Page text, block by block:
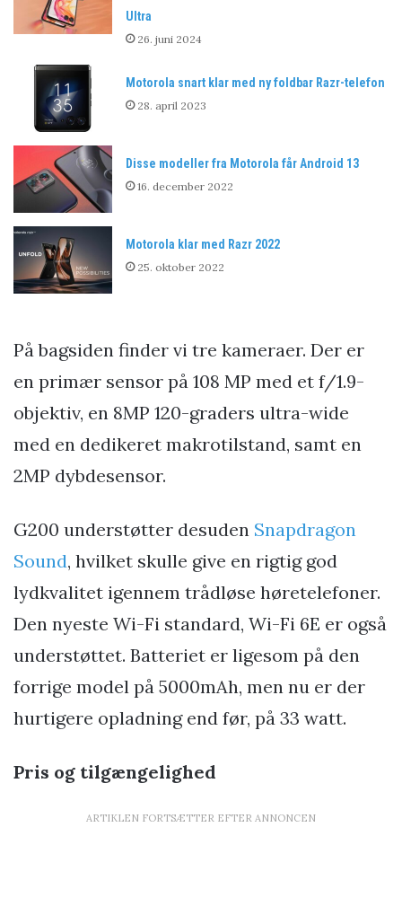
Ultra
26. juni 2024
Motorola snart klar med ny foldbar Razr-telefon
28. april 2023
Disse modeller fra Motorola får Android 13
16. december 2022
Motorola klar med Razr 2022
25. oktober 2022
På bagsiden finder vi tre kameraer. Der er
en primær sensor på 108 MP med et f/1.9-
objektiv, en 8MP 120-graders ultra-wide
med en dedikeret makrotilstand, samt en
2MP dybdesensor.
G200 understøtter desuden Snapdragon
Sound, hvilket skulle give en rigtig god
lydkvalitet igennem trådløse høretelefoner.
Den nyeste Wi-Fi standard, Wi-Fi 6E er også
understøttet. Batteriet er ligesom på den
forrige model på 5000mAh, men nu er der
hurtigere opladning end før, på 33 watt.
Pris og tilgængelighed
ARTIKLEN FORTSÆTTER EFTER ANNONCEN